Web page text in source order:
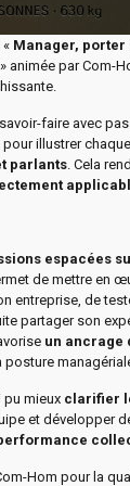
Manager, porter
» animée par Com-
faire avec
illustrer
parlants. Cela
espacées
de mettre en
entreprise, de
partager son
un ancrage
posture
pu mieux clarifier
et développer
Hom pour la